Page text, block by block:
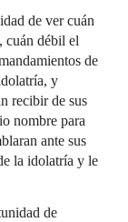
de ver cuán
cuán débil el
de
y
recibir de sus
nombre para
ante sus
la idolatría y le
de